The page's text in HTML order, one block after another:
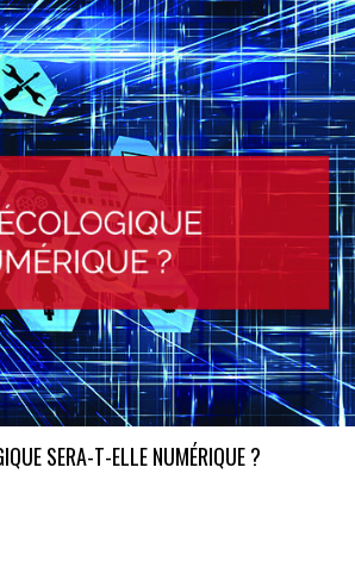
SERA-T-ELLE NUMÉRIQUE ?